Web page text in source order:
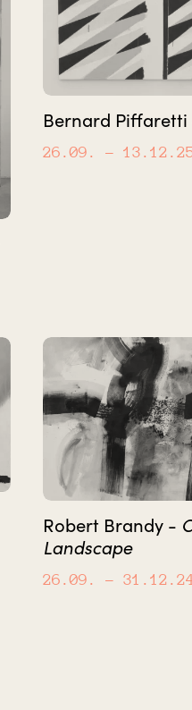
Bernard
26.09. –
Robert Brandy -
Landscape
26.09. –